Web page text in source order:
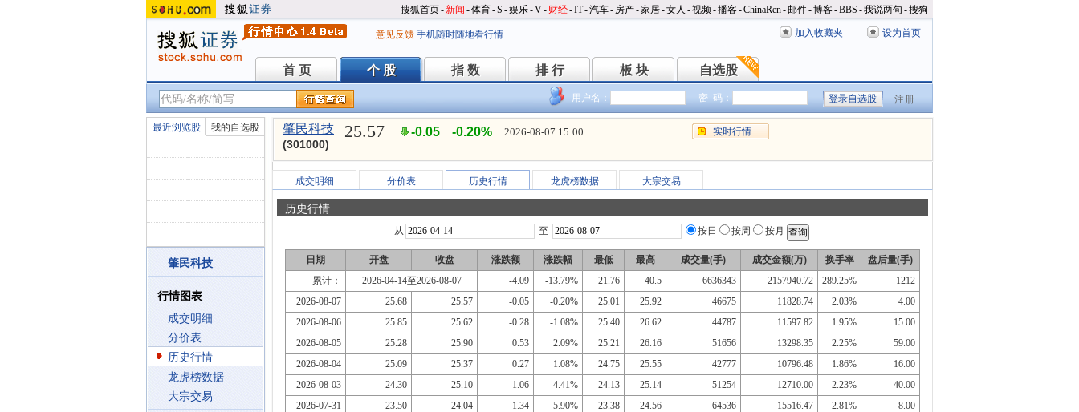
搜狐首页-新闻 -体育-S -娱乐-V- 财经-IT-汽车- 房产-家居-女人 -视频-播客-ChinaRen-邮件-博客-BBS -我说两句 -搜狗
意见反馈 手机随时随地看行情 加入收藏夹 设为首页
首 页
首 页 个 股
个 股 指 数
指 数 排 行
排 行 板 块
板 块 自选股
自选股
用户名： 密 码： 注册
最近浏览股 我的自选股
肇民科技
行情图表
成交明细
分价表
历史行情
龙虎榜数据
大宗交易
肇民科技
(301000)
25.57 -0.05 -0.20% 2026-08-07 15:00 实时行情
成交明细 分价表 历史行情 龙虎榜数据 大宗交易
历史行情
从 至 按日 按周 按月
日期 开盘 收盘 涨跌额 涨跌幅 最低 最高 成交量(手) 成交金额(万) 换手率
盘后量(手)
累计：
2026-04-14至2026-08-07 -4.09 -13.79% 21.76 40.5 6636343 2157940.72 289.25%
1212
2026-08-07
25.68 25.57 -0.05 -0.20% 25.01 25.92 46675 11828.74 2.03%
4.00
2026-08-06
25.85 25.62 -0.28 -1.08% 25.40 26.62 44787 11597.82 1.95%
15.00
2026-08-05
25.28 25.90 0.53 2.09% 25.21 26.16 51656 13298.35 2.25%
59.00
2026-08-04
25.09 25.37 0.27 1.08% 24.75 25.55 42777 10796.48 1.86%
16.00
2026-08-03
24.30 25.10 1.06 4.41% 24.13 25.14 51254 12710.00 2.23%
40.00
2026-07-31
23.50 24.04 1.34 5.90% 23.38 24.56 64536 15516.47 2.81%
8.00